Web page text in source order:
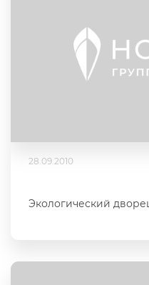
28.09.2010
Экологический